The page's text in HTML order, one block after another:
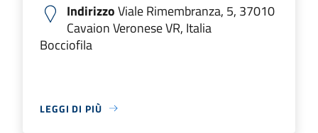
IndirizzoViale Rimembranza, 5, 37010
Cavaion Veronese VR, Italia
Bocciofila
LEGGI DI PIÙ